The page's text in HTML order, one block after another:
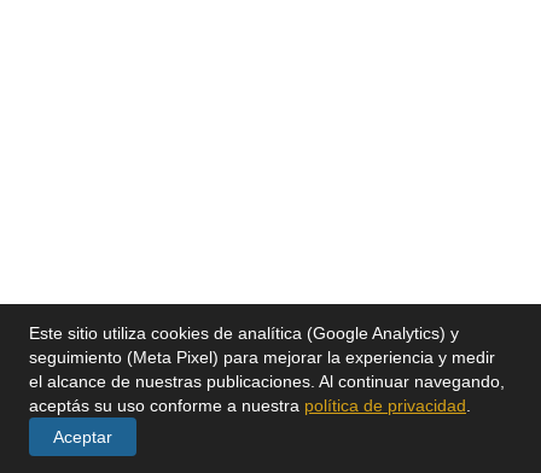
Este sitio utiliza cookies de analítica (Google Analytics) y
seguimiento (Meta Pixel) para mejorar la experiencia y medir
el alcance de nuestras publicaciones. Al continuar navegando,
aceptás su uso conforme a nuestra política de privacidad
Aceptar